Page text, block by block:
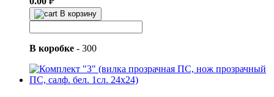
В корзину
В коробке - 300